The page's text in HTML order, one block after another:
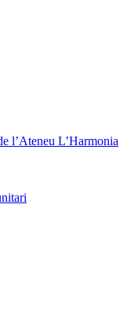
l’Ateneu L’Harmonia